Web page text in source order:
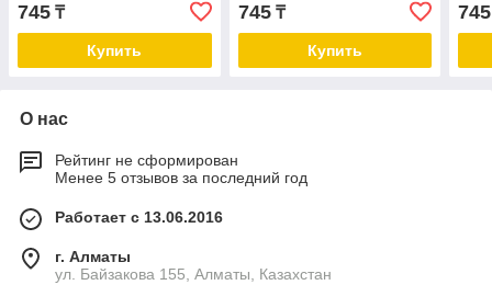
745 ₸
Купить
745₸
Купить
745
О нас
Рейтинг не сформирован
Менее 5 отзывов за последний год
Работает с 13.06.2016
г. Алматы
ул. Байзакова 155, Алматы, Казахстан